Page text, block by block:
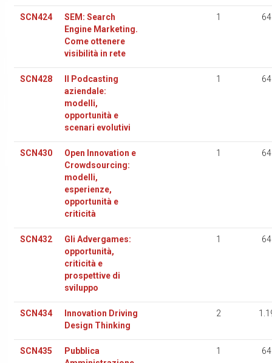
SCN424
SEM: Search
Engine Marketing.
Come ottenere
visibilità in rete
1
SCN428
Il Podcasting
aziendale:
modelli,
opportunità e
scenari evolutivi
1
SCN430
Open Innovation e
Crowdsourcing:
modelli,
esperienze,
opportunità e
criticità
1
SCN432
Gli Advergames:
opportunità,
criticità e
prospettive di
sviluppo
1
SCN434
Innovation Driving
Design Thinking
2
SCN435
Pubblica
1